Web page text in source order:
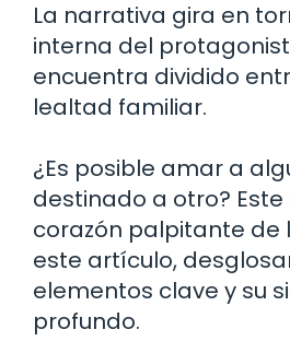
La narrativa gira en
interna del
encuentra dividido
lealtad familiar.
¿Es posible amar a
destinado a otro?
corazón palpitante de
este artículo,
elementos clave y su
profundo.